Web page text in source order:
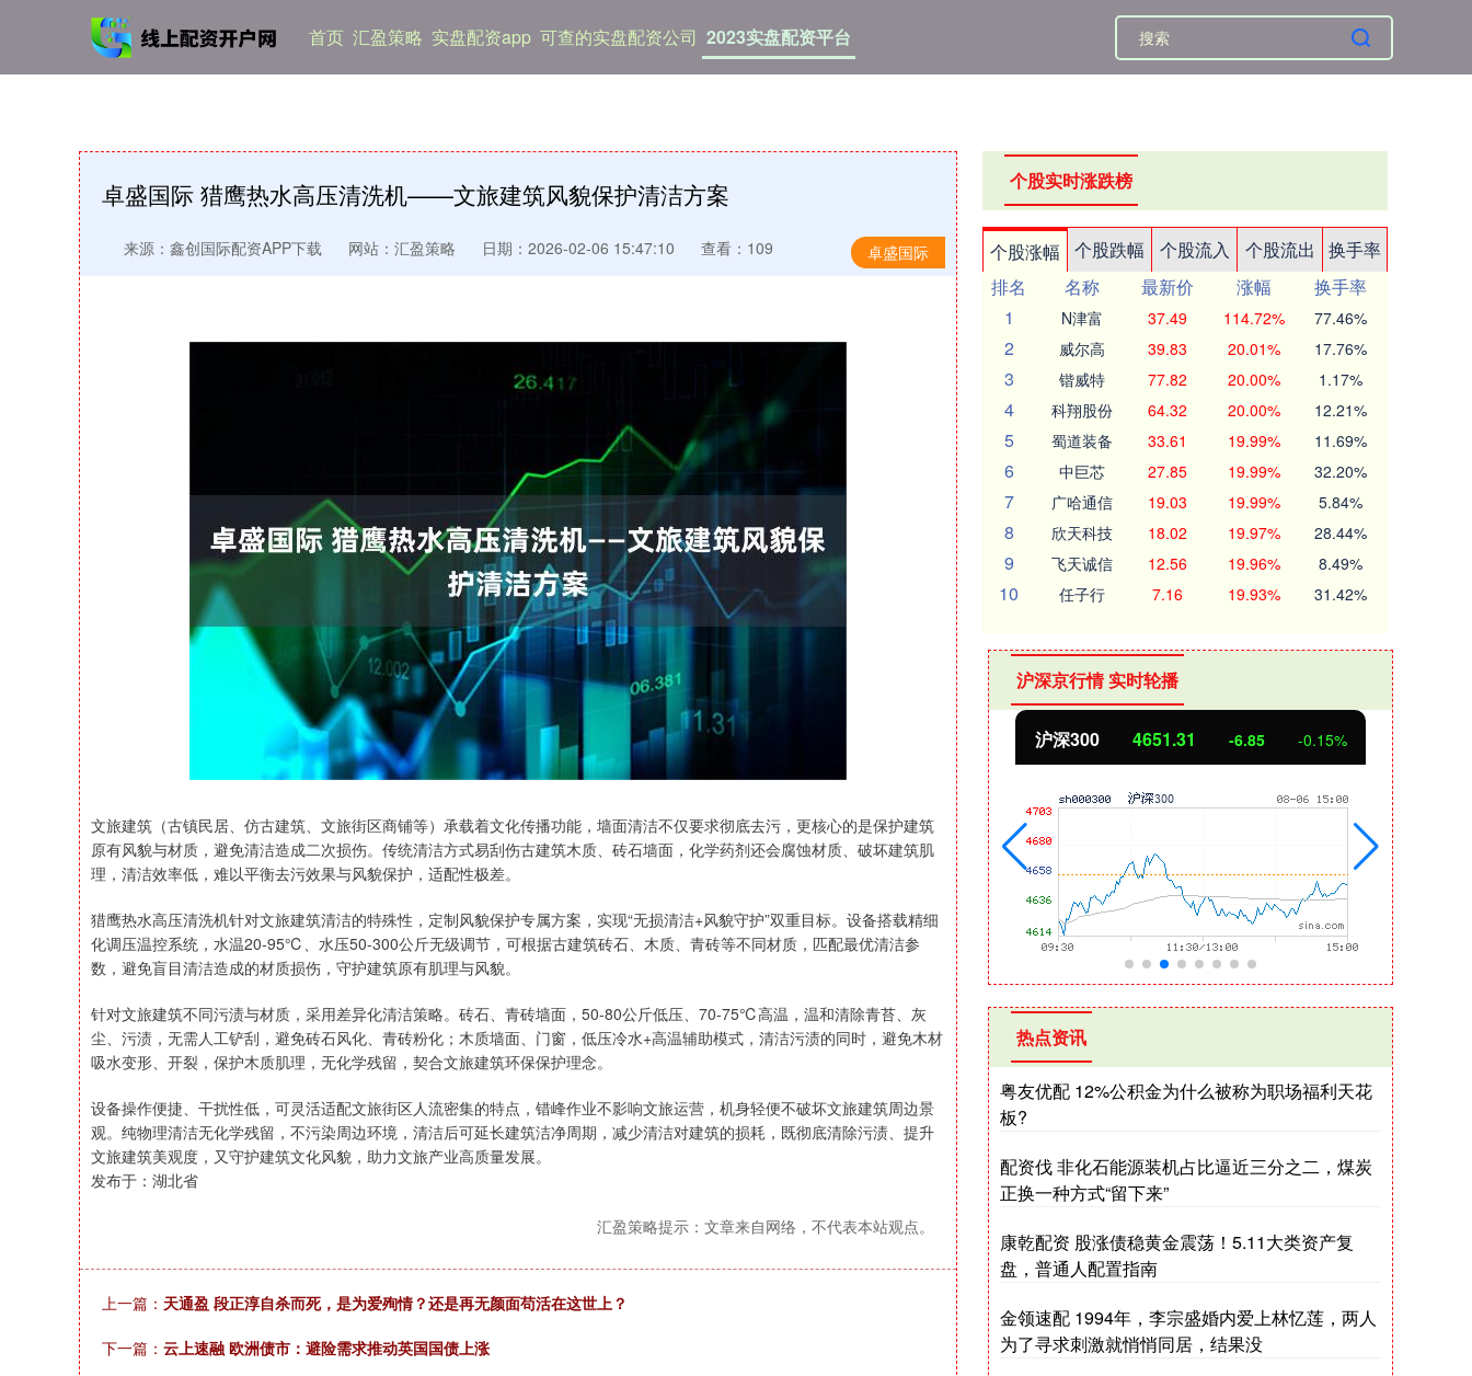
首页 汇盈策略 实盘配资app 可查的实盘配资公司 2023实盘配资平台
卓盛国际 猎鹰热水高压清洗机——文旅建筑风貌保护清洁方案
卓盛国际
来源：鑫创国际配资APP下载 网站：汇盈策略 日期：2026-02-06 15:47:10 查看：109
文旅建筑（古镇民居、仿古建筑、文旅街区商铺等）承载着文化传播功能，墙面清洁不仅要求彻底去污，更核心的是保护建筑
原有风貌与材质，避免清洁造成二次损伤。传统清洁方式易刮伤古建筑木质、砖石墙面，化学药剂还会腐蚀材质、破坏建筑肌
理，清洁效率低，难以平衡去污效果与风貌保护，适配性极差。
猎鹰热水高压清洗机针对文旅建筑清洁的特殊性，定制风貌保护专属方案，实现“无损清洁+风貌守护”双重目标。设备搭载精细
化调压温控系统，水温20-95℃、水压50-300公斤无级调节，可根据古建筑砖石、木质、青砖等不同材质，匹配最优清洁参
数，避免盲目清洁造成的材质损伤，守护建筑原有肌理与风貌。
针对文旅建筑不同污渍与材质，采用差异化清洁策略。砖石、青砖墙面，50-80公斤低压、70-75℃高温，温和清除青苔、灰
尘、污渍，无需人工铲刮，避免砖石风化、青砖粉化；木质墙面、门窗，低压冷水+高温辅助模式，清洁污渍的同时，避免木材
吸水变形、开裂，保护木质肌理，无化学残留，契合文旅建筑环保保护理念。
设备操作便捷、干扰性低，可灵活适配文旅街区人流密集的特点，错峰作业不影响文旅运营，机身轻便不破坏文旅建筑周边景
观。纯物理清洁无化学残留，不污染周边环境，清洁后可延长建筑洁净周期，减少清洁对建筑的损耗，既彻底清除污渍、提升
文旅建筑美观度，又守护建筑文化风貌，助力文旅产业高质量发展。
发布于：湖北省
汇盈策略提示：文章来自网络，不代表本站观点。
上一篇： 天通盈 段正淳自杀而死，是为爱殉情？还是再无颜面苟活在这世上？
下一篇： 云上速融 欧洲债市：避险需求推动英国国债上涨
个股实时涨跌榜
个股涨幅 个股跌幅 个股流入 个股流出
换手率
排名
名称 最新价 涨幅
换手率
1
N津富 37.49 114.72% 77.46%
2 威尔高 39.83 20.01% 17.76%
3 锴威特 77.82 20.00% 1.17%
4 科翔股份 64.32 20.00% 12.21%
5 蜀道装备 33.61 19.99% 11.69%
6 中巨芯 27.85 19.99% 32.20%
7 广哈通信 19.03 19.99% 5.84%
8 欣天科技 18.02 19.97% 28.44%
9 飞天诚信 12.56 19.96% 8.49%
10 任子行 7.16 19.93% 31.42%
沪深京行情 实时轮播
深证成指 14110.12 -34.08 -0.24% 沪深300 4651.31 北证50 1122.88 3.42 0.30%
热点资讯
粤友优配 12%公积金为什么被称为职场福利天花
板?
配资伐 非化石能源装机占比逼近三分之二，煤炭
正换一种方式“留下来”
康乾配资 股涨债稳黄金震荡！5.11大类资产复
盘，普通人配置指南
金领速配 1994年，李宗盛婚内爱上林忆莲，两人
为了寻求刺激就悄悄同居，结果没